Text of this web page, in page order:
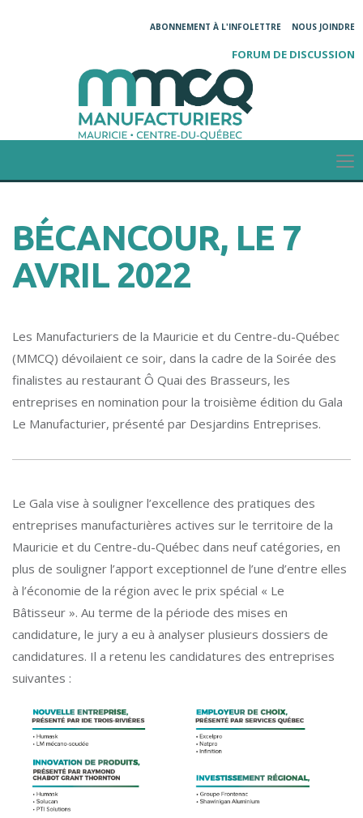
ABONNEMENT À L'INFOLETTRE NOUS JOINDRE
FORUM DE DISCUSSION
BÉCANCOUR, LE 7
AVRIL 2022
Les Manufacturiers de la Mauricie et du Centre-du-Québec
(MMCQ) dévoilaient ce soir, dans la cadre de la Soirée des
finalistes au restaurant Ô Quai des Brasseurs, les
entreprises en nomination pour la troisième édition du Gala
Le Manufacturier, présenté par Desjardins Entreprises.
Le Gala vise à souligner l’excellence des pratiques des
entreprises manufacturières actives sur le territoire de la
Mauricie et du Centre-du-Québec dans neuf catégories, en
plus de souligner l’apport exceptionnel de l’une d’entre elles
à l’économie de la région avec le prix spécial « Le
Bâtisseur ». Au terme de la période des mises en
candidature, le jury a eu à analyser plusieurs dossiers de
candidatures. Il a retenu les candidatures des entreprises
suivantes :